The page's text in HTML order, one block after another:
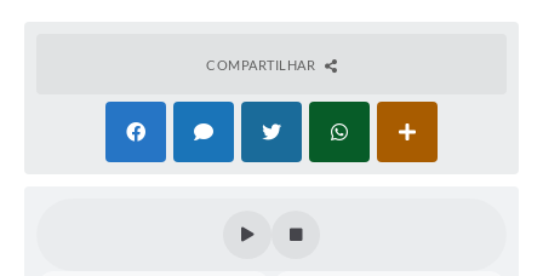
COMPARTILHAR